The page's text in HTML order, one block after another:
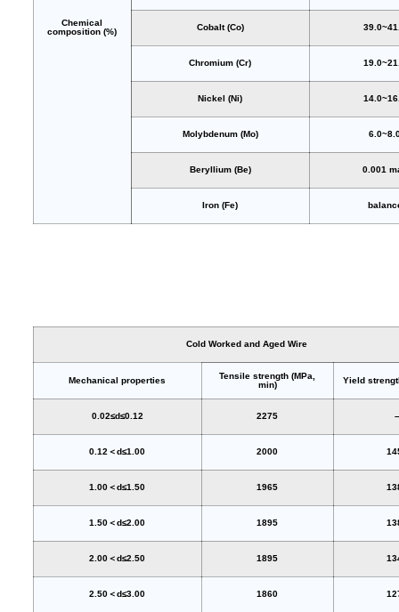
Chemical
composition (%)
Cobalt (Co)
Chromium (Cr)
Nickel (Ni)
Molybdenum (Mo)
Beryllium (Be) 0.001
Iron (Fe)
Cold Worked and Aged Wire
Mechanical properties
Tensile strength (MPa,
min)
Yield
0.02≤d≤0.12 2275 –
0.12＜d≤1.00 2000
1.00＜d≤1.50 1965
1.50＜d≤2.00 1895
2.00＜d≤2.50 1895
2.50＜d≤3.00 1860